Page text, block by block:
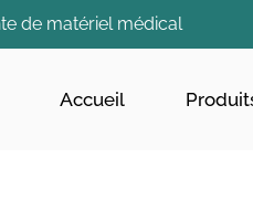
de matériel médical
Accueil